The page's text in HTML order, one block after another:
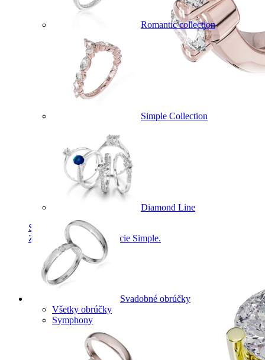
Simple Collection
Zásnubné prstne z kolekcie Simple.
Romantic collection
Simple Collection
Diamond Line
Svadobné obrúčky
Všetky obrúčky
Symphony